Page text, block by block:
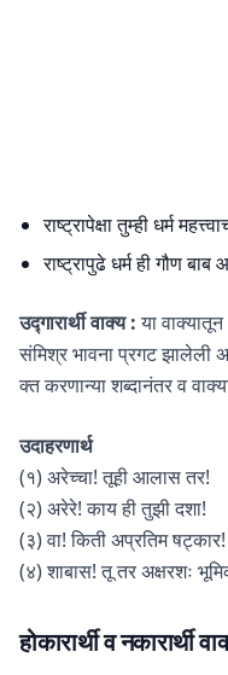
राष्ट्रापेक्षा तुम्ही धर्म
राष्ट्रापुढे धर्म ही गौण बाब
उद्गारार्थी वाक्य :या
संमिश्र भावना प्रगट झालेली
क्त करणान्या शब्दानंतर व
उदाहरणार्थ
(१) अरेच्चा! तूही आलास तर!
(२) अरेरे! काय ही तुझी दशा!
(३) वा! किती अप्रतिम षट्कार!
(४) शाबास! तू तर अक्षरशः
होकारार्थी व नकारार्थी